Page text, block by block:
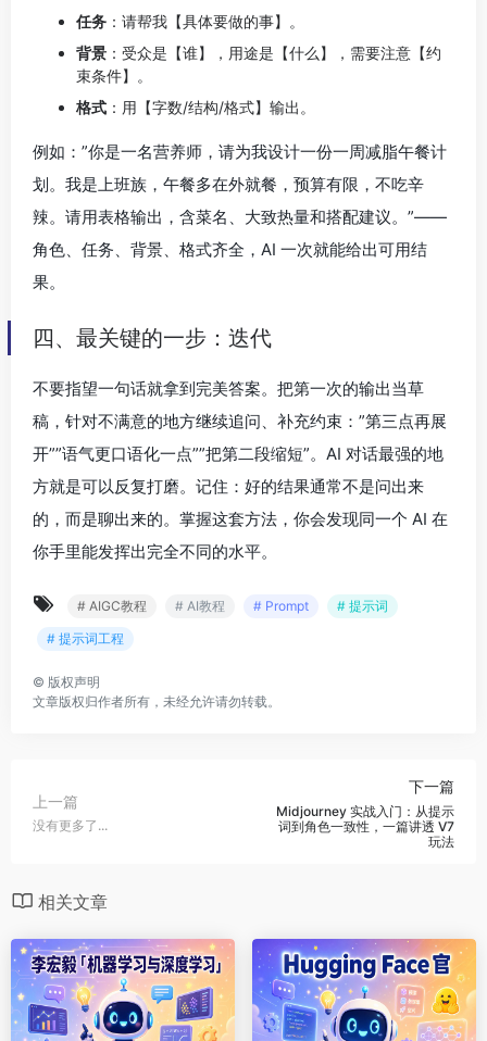
任务 ：请帮我【具体要做的事】。
背景 ：受众是【谁】，用途是【什么】，需要注意【约
束条件】。
格式 ：用【字数/结构/格式】输出。
例如：”你是一名营养师，请为我设计一份一周减脂午餐计
划。我是上班族，午餐多在外就餐，预算有限，不吃辛
辣。请用表格输出，含菜名、大致热量和搭配建议。”——
角色、任务、背景、格式齐全，AI 一次就能给出可用结
果。
四、最关键的一步：迭代
不要指望一句话就拿到完美答案。把第一次的输出当草
稿，针对不满意的地方继续追问、补充约束：”第三点再展
开””语气更口语化一点””把第二段缩短”。AI 对话最强的地
方就是可以反复打磨。记住：好的结果通常不是问出来
的，而是聊出来的。掌握这套方法，你会发现同一个 AI 在
你手里能发挥出完全不同的水平。
# AIGC教程 # AI教程 # Prompt
# 提示词
# 提示词工程
© 版权声明
文章版权归作者所有，未经允许请勿转载。
上一篇
没有更多了...
下一篇
Midjourney 实战入门：从提示
词到角色一致性，一篇讲透 V7
玩法
相关文章